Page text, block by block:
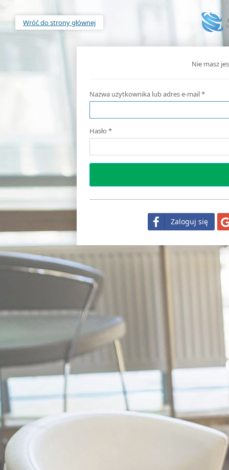
Wróć do strony głównej
Nie masz
Nazwa użytkownika lub adres e-mail*
Hasło *
Zaloguj się